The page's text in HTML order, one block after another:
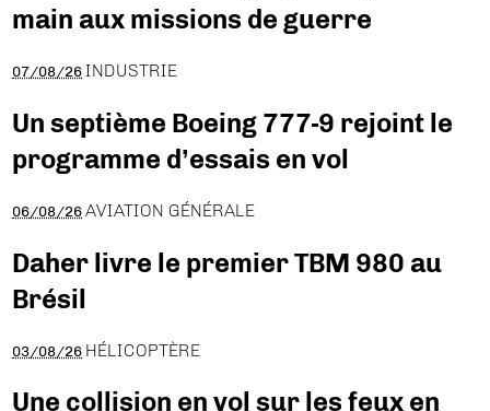
main aux missions de guerre
07/08/26 INDUSTRIE
Un septième Boeing 777-9 rejoint le
programme d’essais en vol
06/08/26 AVIATION GÉNÉRALE
Daher livre le premier TBM 980 au
Brésil
03/08/26 HÉLICOPTÈRE
Une collision en vol sur les feux en